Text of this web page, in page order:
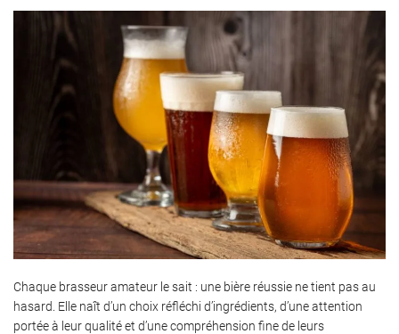
Chaque brasseur amateur le sait : une bière réussie ne tient pas au
hasard. Elle naît d’un choix réfléchi d’ingrédients, d’une attention
portée à leur qualité et d’une compréhension fine de leurs